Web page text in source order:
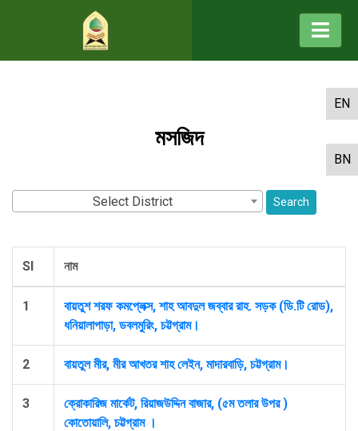
EN
BN
মসজিদ
Select District Search
Sl নাম
1
বায়তুশ শরফ কমপ্লেক্স, শাহ আবদুল জব্বার রাহ. সড়ক (ডি.টি রোড),
ধনিয়ালাপাড়া, ডবলমুরিং, চট্টগ্রাম।
2 বায়তুল মীর, মীর আখতর শাহ লেইন, মাদারবাড়ি, চট্টগ্রাম।
3
ক্রোকারিজ মার্কেট, রিয়াজউদ্দিন বাজার, (৫ম তলার উপর )
কোতোয়ালি, চট্টগ্রাম ।